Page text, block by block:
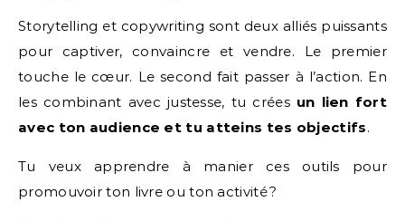
Storytelling et copywriting sont deux alliés puissants
pour captiver, convaincre et vendre. Le premier
touche le cœur. Le second fait passer à l’action. En
les combinant avec justesse, tu crées un lien fort
avec ton audience et tu atteins tes objectifs.
Tu veux apprendre à manier ces outils pour
promouvoir ton livre ou ton activité ?